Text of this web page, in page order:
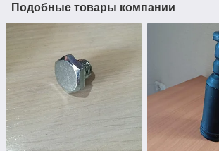
Подобные товары компании